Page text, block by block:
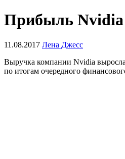
Прибыль Nvidia
11.08.2017 Лена Джесс
Выручка компании Nvidia выросла
по итогам очередного